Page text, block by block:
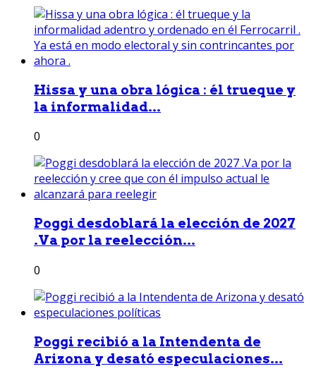
Hissa y una obra lógica : él trueque y
la informalidad...
0
Poggi desdoblará la elección de 2027
.Va por la reelección...
0
Poggi recibió a la Intendenta de
Arizona y desató especulaciones...